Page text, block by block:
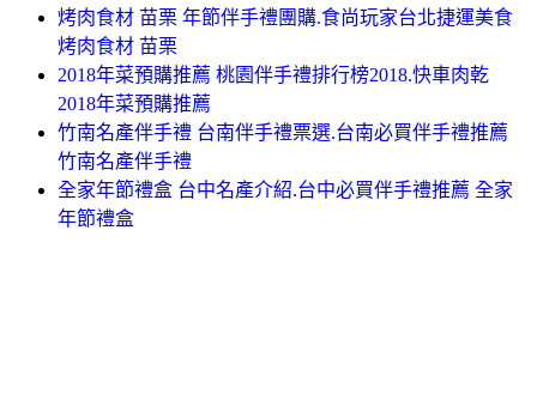
烤肉食材 苗栗 年節伴手禮團購.食尚玩家台北捷運美食
烤肉食材 苗栗
2018年菜預購推薦 桃園伴手禮排行榜2018.快車肉乾
2018年菜預購推薦
竹南名產伴手禮 台南伴手禮票選.台南必買伴手禮推薦
竹南名產伴手禮
全家年節禮盒 台中名產介紹.台中必買伴手禮推薦 全家
年節禮盒